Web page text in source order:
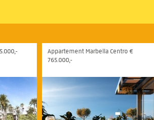
Appartement Marbella Centro €
765.000,-